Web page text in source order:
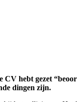
hebt gezet
dingen zijn.